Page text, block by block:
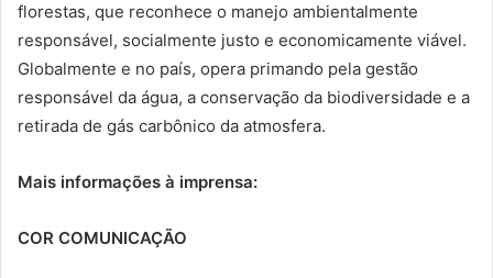
florestas, que reconhece o manejo ambientalmente
responsável, socialmente justo e economicamente viável.
Globalmente e no país, opera primando pela gestão
responsável da água, a conservação da biodiversidade e a
retirada de gás carbônico da atmosfera.
Mais informações à imprensa:
COR COMUNICAÇÃO